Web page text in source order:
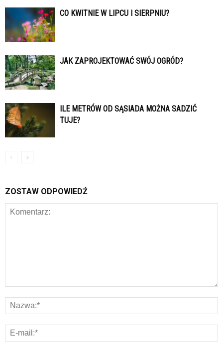
CO KWITNIE W LIPCU I SIERPNIU?
JAK ZAPROJEKTOWAĆ SWÓJ OGRÓD?
ILE METRÓW OD SĄSIADA MOŻNA SADZIĆ
TUJE?
ZOSTAW ODPOWIEDŹ